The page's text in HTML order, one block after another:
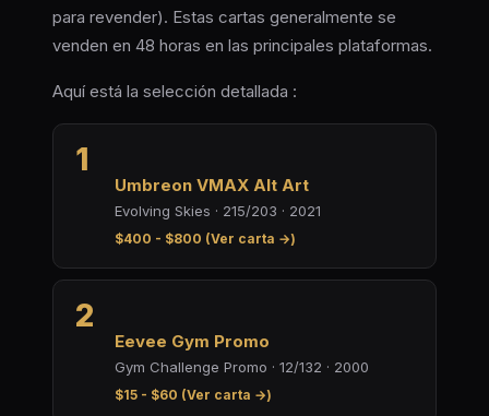
para revender). Estas cartas generalmente se
venden en 48 horas en las principales plataformas.
Aquí está la selección detallada :
1
Umbreon VMAX Alt Art
Evolving Skies · 215/203 · 2021
$400 - $800 (Ver carta →)
2
Eevee Gym Promo
Gym Challenge Promo · 12/132 · 2000
$15 - $60 (Ver carta →)